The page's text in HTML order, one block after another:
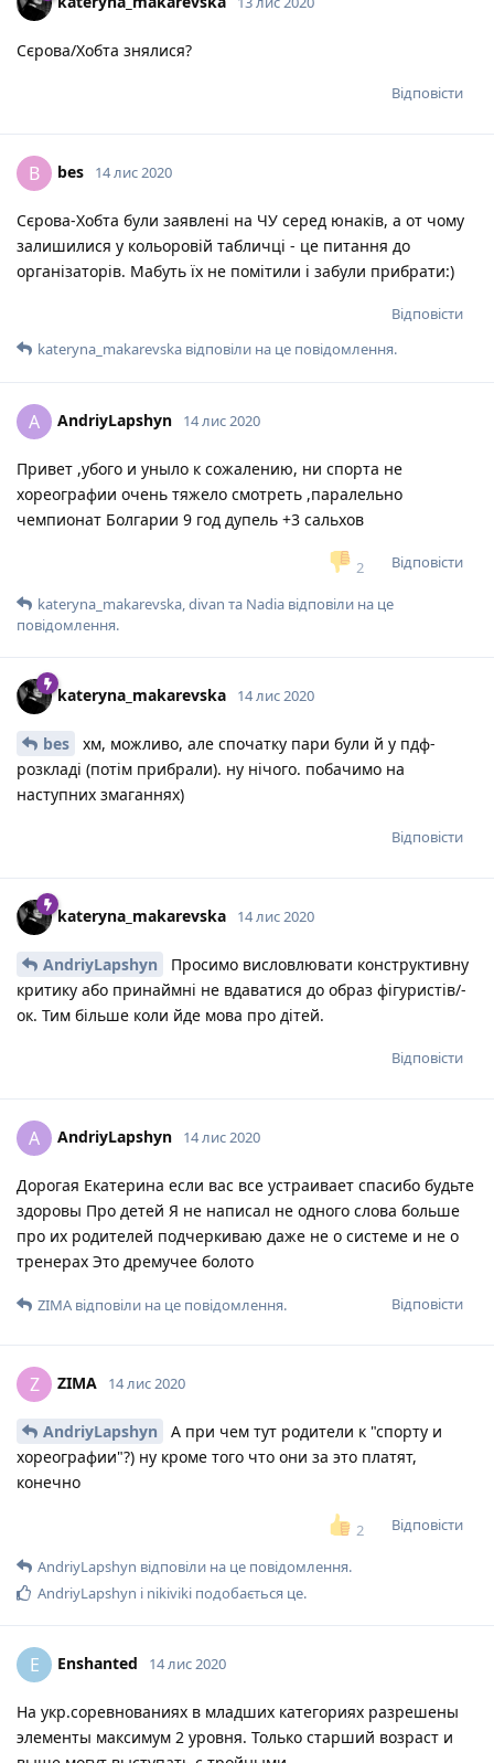
Сєрова/Хобта знялися?
Відповісти
B bes 14 лис 2020
Сєрова-Хобта були заявлені на ЧУ серед юнаків, а от чому
залишилися у кольоровій табличці - це питання до
організаторів. Мабуть їх не помітили і забули прибрати:)
Відповісти
kateryna_makarevska відповіли на це повідомлення.
A AndriyLapshyn 14 лис 2020
Привет ,убого и уныло к сожалению, ни спорта не
хореографии очень тяжело смотреть ,паралельно
чемпионат Болгарии 9 год дупель +3 сальхов
2 Відповісти
kateryna_makarevska,divan та Nadia відповіли на це
повідомлення.
kateryna_makarevska 14 лис 2020
bes
хм, можливо, але спочатку пари були й у пдф-
розкладі (потім прибрали). ну нічого. побачимо на
наступних змаганнях)
Відповісти
kateryna_makarevska 14 лис 2020
AndriyLapshyn
Просимо висловлювати конструктивну
критику або принаймні не вдаватися до образ фігуристів/-
ок. Тим більше коли йде мова про дітей.
Відповісти
A AndriyLapshyn 14 лис 2020
Дорогая Екатерина если вас все устраивает спасибо будьте
здоровы Про детей Я не написал не одного слова больше
про их родителей подчеркиваю даже не о системе и не о
тренерах Это дремучее болото
Відповісти
ZIMA відповіли на це повідомлення.
Z ZIMA 14 лис 2020
AndriyLapshyn
А при чем тут родители к "спорту и
хореографии"?) ну кроме того что они за это платят,
конечно
2 Відповісти
AndriyLapshyn відповіли на це повідомлення.
AndriyLapshyn і nikiviki подобається це.
E Enshanted 14 лис 2020
На укр.соревнованиях в младших категориях разрешены
элементы максимум 2 уровня. Только старший возраст и